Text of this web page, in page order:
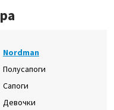
Nordman
Полусапоги
Сапоги
Девочки